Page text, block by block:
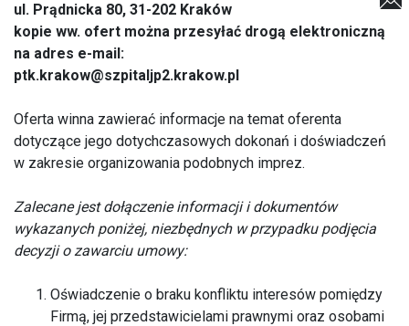
ul. Prądnicka 80, 31-202 Kraków
kopie ww. ofert można przesyłać drogą elektroniczną
na adres e-mail:
ptk.krakow@szpitaljp2.krakow.pl
Oferta winna zawierać informacje na temat oferenta
dotyczące jego dotychczasowych dokonań i doświadczeń
w zakresie organizowania podobnych imprez.
Zalecane jest dołączenie informacji i dokumentów
wykazanych poniżej, niezbędnych w przypadku podjęcia
decyzji o zawarciu umowy:
Oświadczenie o braku konfliktu interesów pomiędzy
Firmą, jej przedstawicielami prawnymi oraz osobami